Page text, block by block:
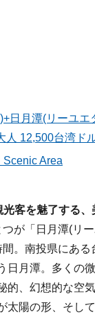
日月潭(リーユ
人 12,500台湾ド
Area
客を魅了する
が「日月潭(リ
。南投県にあ
日月潭。多くの
的、幻想的な空
太陽の形、そし